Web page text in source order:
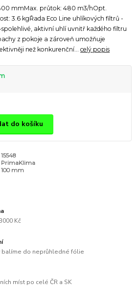
mmMax. průtok: 480 m3/hOpt.
3.6 kgŘada Eco Line uhlíkových filtrů -
aktivní uhlí uvnitř každého filtru
z pokoje a zároveň umožňuje
než konkurenční...celý popis
do košíku
15548
PrimaKlima
100 mm
Kč
balíme do neprůhledné fólie
míst po celé ČR a SK